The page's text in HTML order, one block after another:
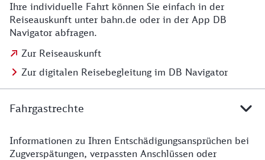
Fahrplanauskunft
Ihre individuelle Fahrt können Sie einfach in der
Reiseauskunft unter bahn.de oder in der App DB
Navigator abfragen.
Zur Reiseauskunft
Zur digitalen Reisebegleitung im DB Navigator
Fahrgastrechte
Fahrgastrechte
Informationen zu Ihren Entschädigungsansprüchen bei
Zugverspätungen, verpassten Anschlüssen oder